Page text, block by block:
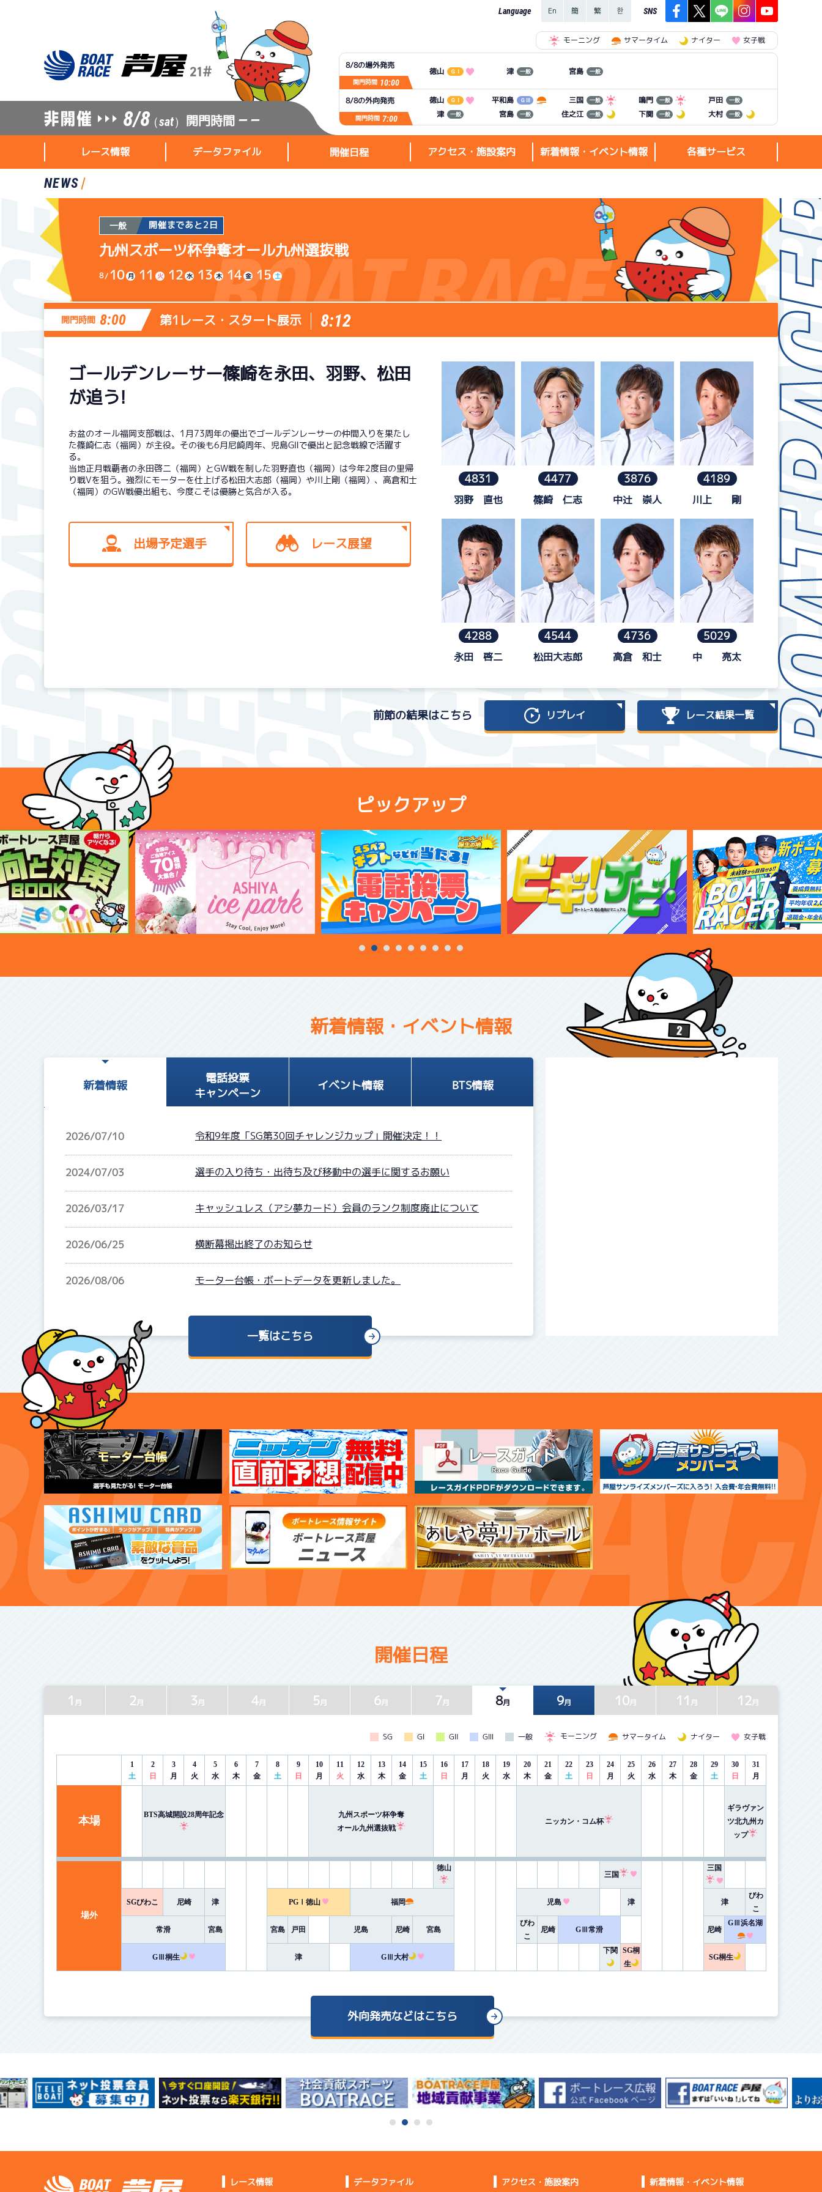
8/8（sat） 開門時間 — —
Language SNS
モーニング サマータイム ナイター 女子戦
8/8の場外発売
開門時間 10:00
徳山 ＧⅠ 津 一般 宮島 一般
8/8の外向発売
開門時間 7:00
徳山 ＧⅠ 平和島 ＧⅢ 三国 一般 鳴門 一般 戸田 一般
津 一般 宮島 一般 住之江 一般 下関 一般 大村 一般
レース情報
レース情報
シリーズインデックス
レース結果一覧
モーター抽選結果・
前検タイムランキング
進入コース別選手成績
得点率ランキング
データファイル
データファイル
モーター台帳
水面特性・進入コース別情報
スター候補選手
新人選手紹介
開催日程 アクセス・施設案内
アクセス・
施設案内
アクセス
無料タクシー・無料バス時刻表
施設案内
外向発売所「アシ夢テラス」
ASHIMU CAFE
BTS勝山
BTS高城
BTS金峰
BTS日向
BTS天文館
新着情報・イベント情報
新着情報・
イベント情報
新着情報
イベント情報（本場）
BTS情報
電話投票キャンペーン
各種サービス
各種サービス
芦屋サンライズメンバーズ
キャッシュレス会員｢アシ夢カ
メールマガジン
TEL情報
NEWS
一般 開催まであと2日
九州スポーツ杯争奪オール九州選抜戦
8 10 月 11 火 12 水 13 木 14 金 15 土
開門時間 8:00 第1レース・スタート展示 8:12
ゴールデンレーサー篠崎を永田、羽野、松田
が追う!
お盆のオール福岡支部戦は、1月73周年の優出でゴールデンレーサーの仲間入りを果たし
た篠崎仁志（福岡）が主役。その後も6月尼崎周年、児島GⅡで優出と記念戦線で活躍す
る。
当地正月戦覇者の永田啓二（福岡）とGW戦を制した羽野直也（福岡）は今年2度目の里帰
り戦Vを狙う。強烈にモーターを仕上げる松田大志郎（福岡）や川上剛（福岡）、高倉和士
（福岡）のGW戦優出組も、今度こそは優勝と気合が入る。
出場予定選手 レース展望
4831
羽野 直也
4477
篠崎 仁志
3876
中辻 崇人
4189
川上 剛
4288
永田 啓二
4544
松田大志郎
4736
高倉 和士
5029
中 亮太
前節の結果はこちら リプレイ レース結果一覧
ピックアップ
新着情報・イベント情報
新着情報
電話投票
キャンペーン
イベント情報 BTS情報
2026/07/10 令和9年度「SG第30回チャレンジカップ」開催決定！！
2024/07/03 選手の入り待ち・出待ち及び移動中の選手に関するお願い
2026/03/17 キャッシュレス（アシ夢カード）会員のランク制度廃止について
2026/06/25 横断幕掲出終了のお知らせ
2026/08/06 モーター台帳・ボートデータを更新しました。
一覧はこちら
開催日程
1 月 2月 3月 4月 5月 6月 7月 8月 9月 10月 11 月 12月
SG GⅠ GⅡ GⅢ 一般 モーニング サマータイム ナイター 女子戦
1
土
2
日
3
月
4
火
5
水
6
木
7
金
8
土
9
日
10
月
11
火
12
水
13
木
14
金
15
土
16
日
17
月
18
火
19
水
20
木
21
金
22
土
23
日
24
月
25
火
26
水
27
木
28
金
29
土
30
日
31
月
本場 BTS高城開設28周年記念
九州スポーツ杯争奪
オール九州選抜戦
ニッカン・コム杯
ギラヴァン
ツ北九州カ
ップ
場外
徳山
三国
三国
SGびわこ 尼崎 津 PGⅠ徳山 福岡 児島 津 津
びわ
こ
常滑 宮島 宮島 戸田 児島 尼崎 宮島
びわ
こ
尼崎 GⅢ常滑 尼崎
GⅢ浜名湖
GⅢ桐生 津 GⅢ大村
下関
SG桐
生
SG桐生
外向発売などはこちら
レース情報 データファイル アクセス・施設案内 新着情報・イベント情報